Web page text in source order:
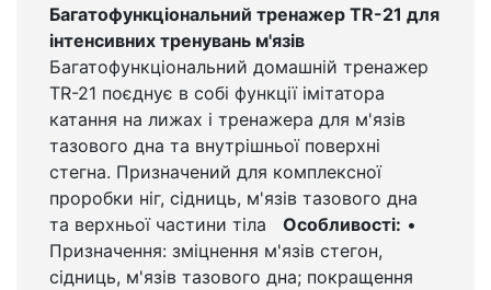
Багатофункціональний тренажер TR-21 для
інтенсивних тренувань м'язів
Багатофункціональний домашній тренажер
TR-21 поєднує в собі функції імітатора
катання на лижах і тренажера для м'язів
тазового дна та внутрішньої поверхні
стегна. Призначений для комплексної
проробки ніг, сідниць, м'язів тазового дна
та верхньої частини тіла Особливості: •
Призначення: зміцнення м'язів стегон,
сідниць, м'язів тазового дна; покращення